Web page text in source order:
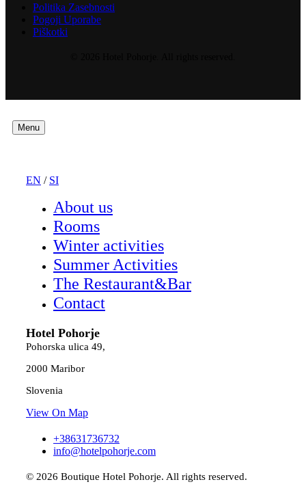
Politika Zasebnosti
Pogoji Uporabe
Piškotki
Menu
EN / SI
About us
Rooms
Winter activities
Summer Activities
The Restaurant&Bar
Contact
Hotel Pohorje
Pohorska ulica 49,
2000 Maribor
Slovenia
View On Map
+38631736732
info@hotelpohorje.com
© 2026 Boutique Hotel Pohorje. All rights reserved.